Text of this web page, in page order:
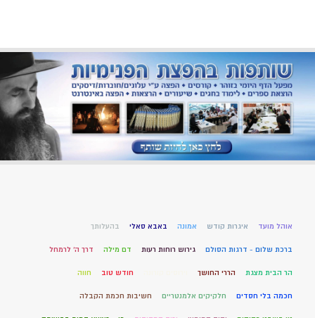
אוהל מועד איגרות קודש אמונה באבא סאלי בהעלותך
ברכת שלום - דרגות הסולם גירוש רוחות רעות דם מילה דרך ה' לרמחל
הר הבית מצגת הררי החושך חודש טוב חווה
חכמה בלי חסדים חלקיקים אלמנטריים חשיבות חכמת הקבלה